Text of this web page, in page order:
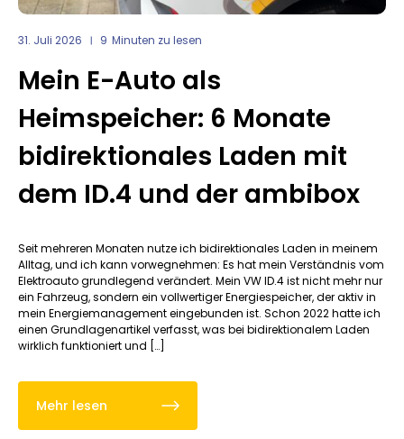
31. Juli 2026 9 Minuten zu lesen
Mein E-Auto als
Heimspeicher: 6 Monate
bidirektionales Laden mit
dem ID.4 und der ambibox
Seit mehreren Monaten nutze ich bidirektionales Laden in meinem
Alltag, und ich kann vorwegnehmen: Es hat mein Verständnis vom
Elektroauto grundlegend verändert. Mein VW ID.4 ist nicht mehr nur
ein Fahrzeug, sondern ein vollwertiger Energiespeicher, der aktiv in
mein Energiemanagement eingebunden ist. Schon 2022 hatte ich
einen Grundlagenartikel verfasst, was bei bidirektionalem Laden
wirklich funktioniert und […]
Mehr lesen